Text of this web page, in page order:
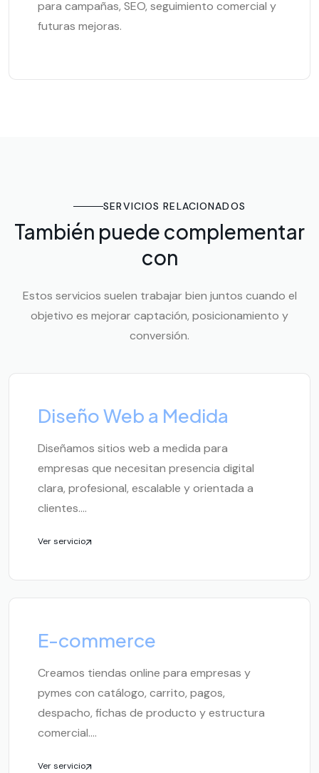
para campañas, SEO, seguimiento comercial y
futuras mejoras.
SERVICIOS RELACIONADOS
También puede complementar
con
Estos servicios suelen trabajar bien juntos cuando el
objetivo es mejorar captación, posicionamiento y
conversión.
Diseño Web a Medida
Diseñamos sitios web a medida para
empresas que necesitan presencia digital
clara, profesional, escalable y orientada a
clientes....
Ver servicio
E-commerce
Creamos tiendas online para empresas y
pymes con catálogo, carrito, pagos,
despacho, fichas de producto y estructura
comercial....
Ver servicio